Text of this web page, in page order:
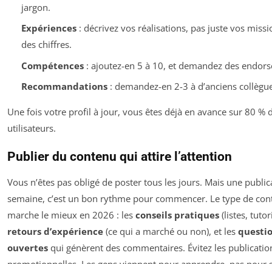
jargon.
Expériences: décrivez vos réalisations, pas juste vos
des chiffres.
Compétences: ajoutez-en 5 à 10, et demandez des
Recommandations: demandez-en 2-3 à d’anciens
Une fois votre profil à jour, vous êtes déjà en avance sur 80 %
utilisateurs.
Publier du contenu qui attire l’attention
Vous n’êtes pas obligé de poster tous les jours. Mais une
semaine, c’est un bon rythme pour commencer. Le type de
marche le mieux en 2026 : les conseils pratiques (listes,
retours d’expérience (ce qui a marché ou non), et les
ouvertes qui génèrent des commentaires. Évitez les